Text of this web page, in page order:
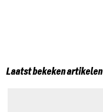
Laatst bekeken artikelen